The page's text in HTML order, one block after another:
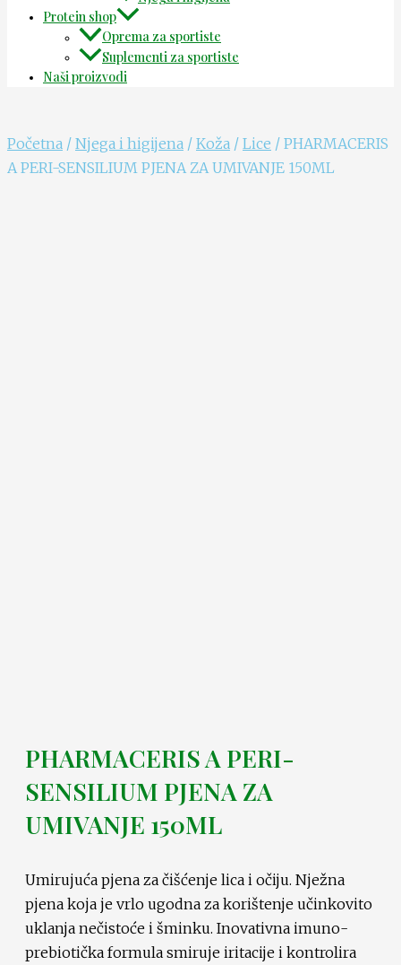
Protein shop
Oprema za sportiste
Suplementi za sportiste
Naši proizvodi
Početna / Njega i higijena / Koža / Lice / PHARMACERIS
A PERI-SENSILIUM PJENA ZA UMIVANJE 150ML
PHARMACERIS A PERI-
SENSILIUM PJENA ZA
UMIVANJE 150ML
Umirujuća pjena za čišćenje lica i očiju. Nježna
pjena koja je vrlo ugodna za korištenje učinkovito
uklanja nečistoće i šminku. Inovativna imuno-
prebiotička formula smiruje iritacije i kontrolira